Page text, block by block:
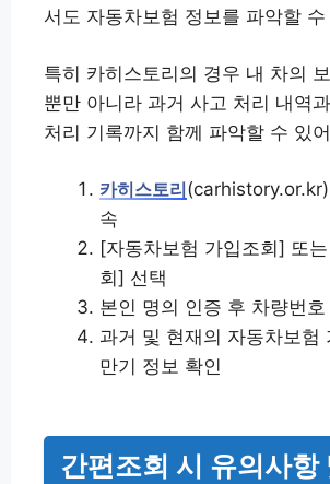
서도 자동차보험 정보를 파악할
특히 카히스토리의 경우 내 차의
뿐만 아니라 과거 사고 처리 내역
처리 기록까지 함께 파악할 수 있
카히스토리
속
[자동차보험 가입조회] 또
회] 선택
본인 명의 인증 후 차량번호
과거 및 현재의 자동차보험
만기 정보 확인
간편조회 시 유의사항